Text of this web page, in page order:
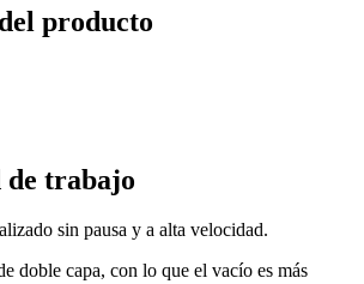
producto
de trabajo
sin pausa y a alta velocidad.
doble capa, con lo que el vacío es más